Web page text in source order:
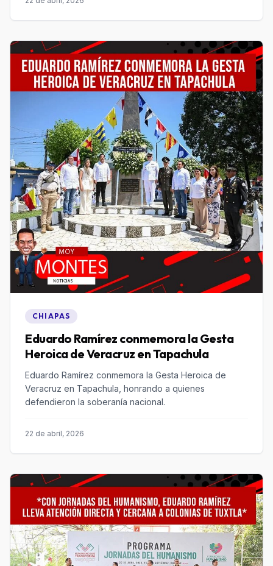
CHIAPAS
Eduardo Ramírez conmemora la Gesta
Eduardo Ramírez conmemora la Gesta Heroica de
Veracruz en Tapachula, honrando a quienes
defendieron la soberanía nacional.
22 de abril, 2026